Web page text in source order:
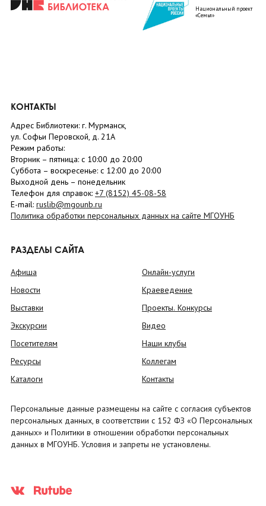
Национальный проект
«Семья»
КОНТАКТЫ
Адрес Библиотеки: г. Мурманск,
ул. Софьи Перовской, д. 21А
Режим работы:
Вторник – пятница: с 10:00 до 20:00
Суббота – воскресенье: c 12:00 до 20:00
Выходной день – понедельник
Телефон для справок: +7 (8152) 45-08-58
E-mail: ruslib@mgounb.ru
Политика обработки персональных данных на сайте МГОУНБ
РАЗДЕЛЫ САЙТА
Афиша
Новости
Выставки
Экскурсии
Посетителям
Ресурсы
Каталоги
Онлайн-услуги
Краеведение
Проекты. Конкурсы
Видео
Наши клубы
Коллегам
Контакты
Персональные данные размещены на сайте с согласия субъектов
персональных данных, в соответствии с 152 ФЗ «О Персональных
данных» и Политики в отношении обработки персональных
данных в МГОУНБ. Условия и запреты не установлены.